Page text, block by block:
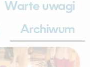
Warte uwagi
Archiwum